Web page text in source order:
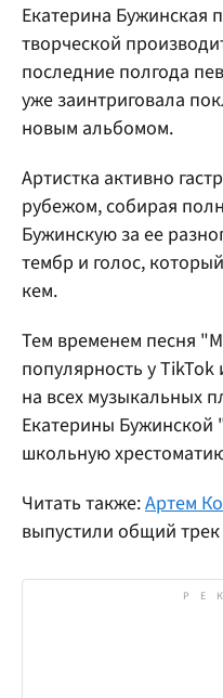
Екатерина Бужинская
творческой
последние полгода
уже заинтриговала
новым альбомом.
Артистка активно
рубежом, собирая
Бужинскую за ее
тембр и голос,
кем.
Тем временем песня
популярность у
на всех музыкальных
Екатерины
школьную
Читать также:Артем
выпустили общий